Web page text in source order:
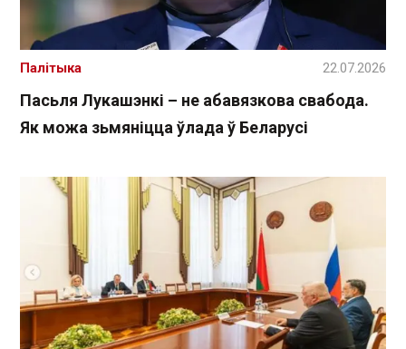
Пасьля Лукашэнкі – не абавязкова свабода.
Як можа зьмяніцца ўлада ў Беларусі
Палітыка 22.07.2026